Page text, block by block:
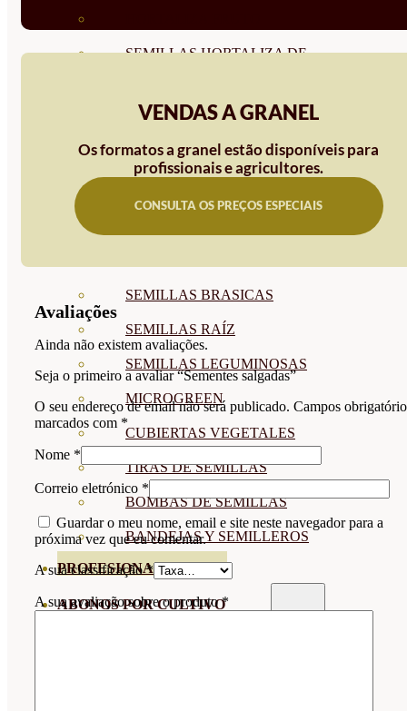
SEMILLAS HORTALIZA DE
SEMILLAS AROMÁTICAS
SEMILLAS FLORES
SEMILLAS BRASICAS
SEMILLAS RAÍZ
SEMILLAS LEGUMINOSAS
MICROGREEN
CUBIERTAS VEGETALES
TIRAS DE SEMILLAS
BOMBAS DE SEMILLAS
BANDEJAS Y SEMILLEROS
PROFESIONALES
ABONOS POR CULTIVO
VENDAS A GRANEL
Os formatos a granel estão disponíveis para
profissionais e agricultores.
CONSULTA OS PREÇOS ESPECIAIS
Avaliações
Ainda não existem avaliações.
Seja o primeiro a avaliar “Sementes salgadas”
O seu endereço de email não será publicado. Campos
marcados com *
Nome *
Correio eletrónico *
Guardar o meu nome, email e site neste navegador para a
próxima vez que eu comentar.
A sua classificação*
A sua avaliação sobre o produto*